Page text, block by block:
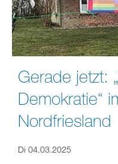
Gerade jetzt:
Demokratie“
Nordfriesland
Di 04.03.2025